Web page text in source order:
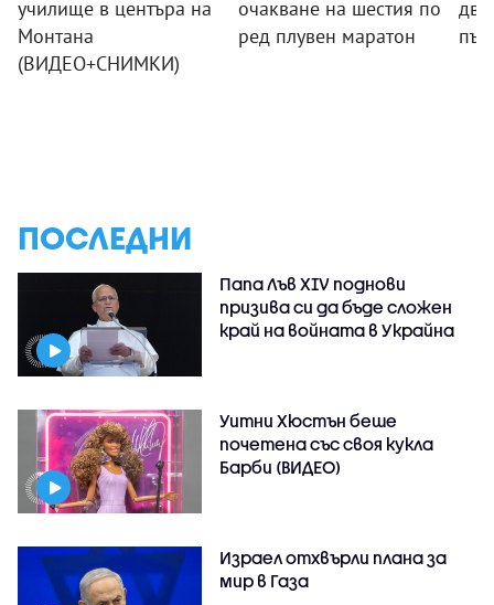
училище в центъра на
Монтана
(ВИДЕО+СНИМКИ)
очакване на шестия по
ред плувен маратон
ПОСЛЕДНИ
Папа Лъв XIV поднови
призива си да бъде сложен
край на войната в Украйна
Уитни Хюстън беше
почетена със своя кукла
Барби (ВИДЕО)
Израел отхвърли плана за
мир в Газа